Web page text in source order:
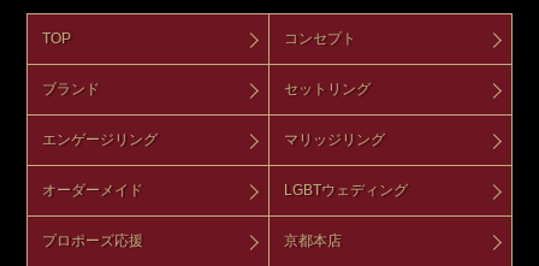
TOP コンセプト
ブランド セットリング
エンゲージリング マリッジリング
オーダーメイド LGBTウェディング
プロポーズ応援 京都本店